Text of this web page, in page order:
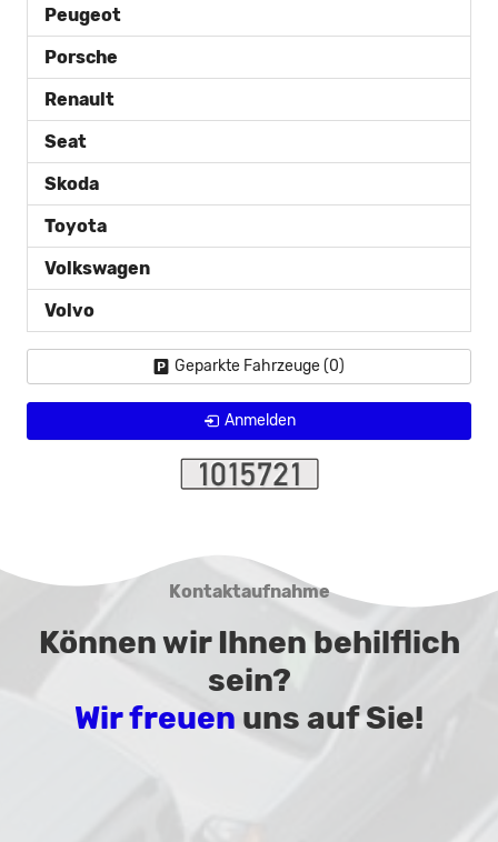
Peugeot
Porsche
Renault
Seat
Skoda
Toyota
Volkswagen
Volvo
Geparkte Fahrzeuge (0)
Anmelden
Kontaktaufnahme
Können wir Ihnen behilflich
sein?
Wir freuen uns auf Sie!